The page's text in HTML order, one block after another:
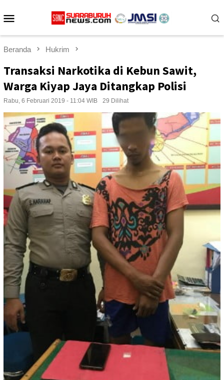
ke
Beranda Hukrim
Transaksi Narkotika di Kebun Sawit,
Warga Kiyap Jaya Ditangkap Polisi
Rabu, 6 Februari 2019 - 11:04 WIB 29 Dilihat